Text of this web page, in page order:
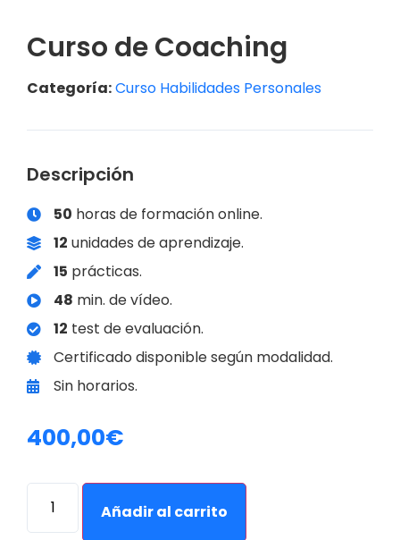
Curso de Coaching
Categoría:Curso Habilidades Personales
Descripción
50 horas de formación online.
12 unidades de aprendizaje.
15 prácticas.
48 min. de vídeo.
12 test de evaluación.
Certificado disponible según modalidad.
Sin horarios.
400,00€
Añadir al carrito